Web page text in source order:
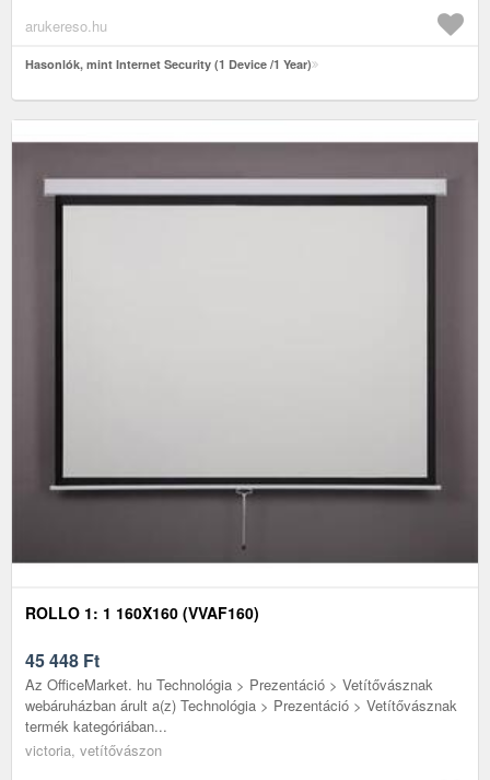
arukereso.hu
Hasonlók, mint Internet Security (1 Device /1 Year)
ROLLO 1: 1 160X160 (VVAF160)
45 448 Ft
Az OfficeMarket. hu Technológia > Prezentáció > Vetítővásznak
webáruházban árult a(z) Technológia > Prezentáció > Vetítővásznak
termék kategóriában...
victoria, vetítővászon